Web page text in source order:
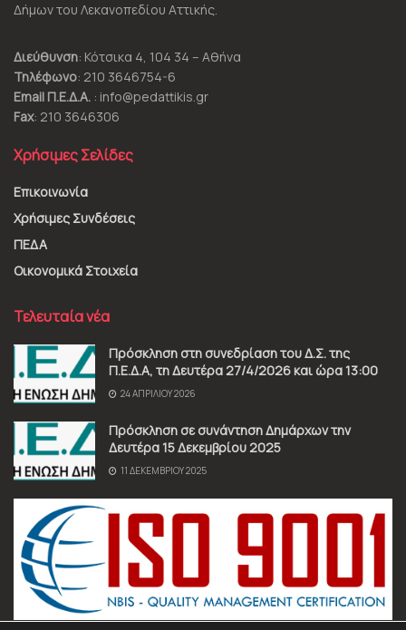
Δήμων του Λεκανοπεδίου Αττικής.
Διεύθυνση: Κότσικα 4, 104 34 – Αθήνα
Τηλέφωνο: 210 3646754-6
Email Π.Ε.Δ.Α. : info@pedattikis.gr
Fax: 210 3646306
Χρήσιμες Σελίδες
Επικοινωνία
Χρήσιμες Συνδέσεις
ΠΕΔΑ
Οικονομικά Στοιχεία
Τελευταία νέα
Πρόσκληση στη συνεδρίαση του Δ.Σ. της
Π.Ε.Δ.Α, τη Δευτέρα 27/4/2026 και ώρα 13:00
24 ΑΠΡΙΛΊΟΥ 2026
Πρόσκληση σε συνάντηση Δημάρχων την
Δευτέρα 15 Δεκεμβρίου 2025
11 ΔΕΚΕΜΒΡΊΟΥ 2025